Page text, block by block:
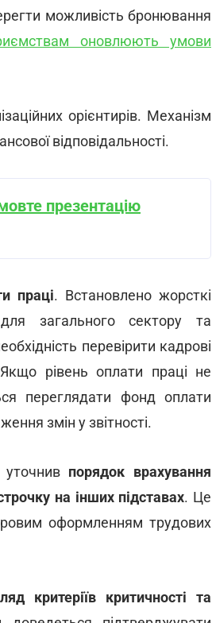
можливість бронювання
оновлюють умови
орієнтирів. Механізм
відповідальності.
презентацію
праці. Встановлено жорсткі
для загального сектору та
перевірити кадрові
рівень оплати праці не
переглядати фонд оплати
змін у звітності.
порядок врахування
на інших підставах. Це
оформленням трудових
критеріїв критичності та